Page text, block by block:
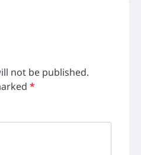
not be published.
*